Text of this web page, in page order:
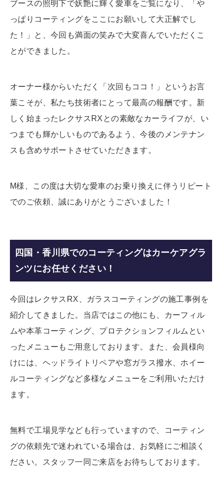
ブースの照明下で妖艶に輝く愛車をご覧になり、「や
っぱりコーティングをここにお願いして大正解でし
た！」と、今回も満面の笑みで大変喜んでいただくこ
とができました。
オーナー様からいただく「次回もココ！」というお言
葉こそが、私たち技術者にとって最高の報酬です。新
しく始まったレクサスRXとの素敵なカーライフが、い
つまでも輝かしいものであるよう、今後のメンテナン
スも含めサポートさせていただきます。
M様、この度は大切な愛車のお乗り換えに伴うリピート
でのご依頼、誠にありがとうございました！
四国・香川県でのコーティングはカーケアグラ
ンツにお任せください！
今回はレクサスRX、ガラスコーティングの施工事例を
紹介してきました。当店ではこの他にも、カーフィル
ムや本革コーティング、プロテクションフィルムとい
ったメニューもご用意しております。また、会員様向
けには、ヘッドライトリペアや窓ガラス撥水、ホイー
ルコーティングなど多様なメニューをご利用いただけ
ます。
無料で工場見学なども行っていますので、コーティン
グの依頼先で迷われている場合は、お気軽にご相談く
ださい。スタッフ一同ご来店をお待ちしております。